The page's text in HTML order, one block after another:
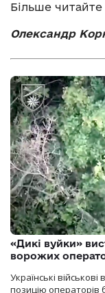
Більше читайте
Олександр
«Дикі вуйки»
ворожих
Українські
позицію операторів